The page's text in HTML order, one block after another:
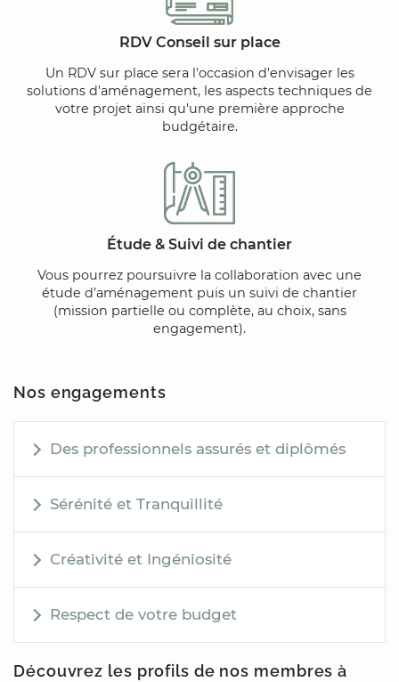
RDV Conseil sur place
Un RDV sur place sera l'occasion d'envisager les
solutions d'aménagement, les aspects techniques de
votre projet ainsi qu'une première approche
budgétaire.
Étude & Suivi de chantier
Vous pourrez poursuivre la collaboration avec une
étude d’aménagement puis un suivi de chantier
(mission partielle ou complète, au choix, sans
engagement).
Nos engagements
Des professionnels assurés et diplômés
Sérénité et Tranquillité
Créativité et Ingéniosité
Respect de votre budget
Découvrez les profils de nos membresà